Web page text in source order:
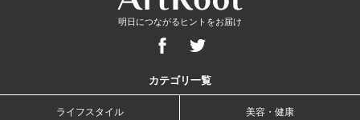
明日につながるヒントをお届け
カテゴリ一覧
ライフスタイル 美容・健康